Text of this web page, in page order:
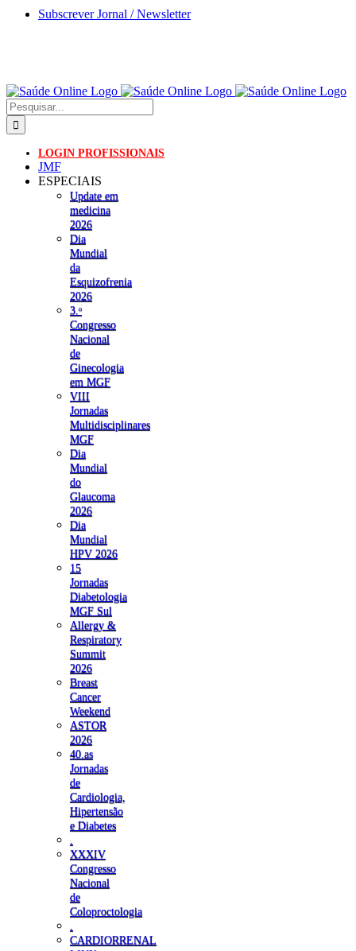
Skip
Subscrever Jornal / Newsletter
Pesquisar
LOGIN PROFISSIONAIS
JMF
ESPECIAIS
Update em
medicina
2026
Dia
Mundial
da
Esquizofrenia
2026
3.ᵒ
Congresso
Nacional
de
Ginecologia
em MGF
VIII
Jornadas
Multidisciplinares
MGF
Dia
Mundial
do
Glaucoma
2026
Dia
Mundial
HPV 2026
15
Jornadas
Diabetologia
MGF Sul
Allergy &
Respiratory
Summit
2026
Breast
Cancer
Weekend
ASTOR
2026
40.as
Jornadas
de
Cardiologia,
Hipertensão
e Diabetes
XXXIV
Congresso
Nacional
de
Coloproctologia
CARDIORRENAL